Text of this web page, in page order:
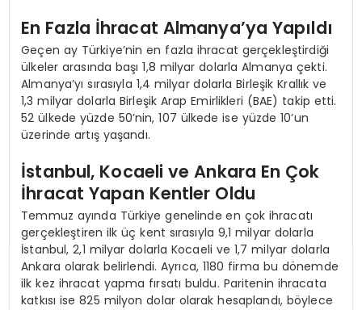
En Fazla İhracat Almanya’ya Yapıldı
Geçen ay Türkiye’nin en fazla ihracat gerçekleştirdiği
ülkeler arasında başı 1,8 milyar dolarla Almanya çekti.
Almanya’yı sırasıyla 1,4 milyar dolarla Birleşik Krallık ve
1,3 milyar dolarla Birleşik Arap Emirlikleri (BAE) takip etti.
52 ülkede yüzde 50’nin, 107 ülkede ise yüzde 10’un
üzerinde artış yaşandı.
İstanbul, Kocaeli ve Ankara En Çok
İhracat Yapan Kentler Oldu
Temmuz ayında Türkiye genelinde en çok ihracatı
gerçekleştiren ilk üç kent sırasıyla 9,1 milyar dolarla
İstanbul, 2,1 milyar dolarla Kocaeli ve 1,7 milyar dolarla
Ankara olarak belirlendi. Ayrıca, 1180 firma bu dönemde
ilk kez ihracat yapma fırsatı buldu. Paritenin ihracata
katkısı ise 825 milyon dolar olarak hesaplandı, böylece